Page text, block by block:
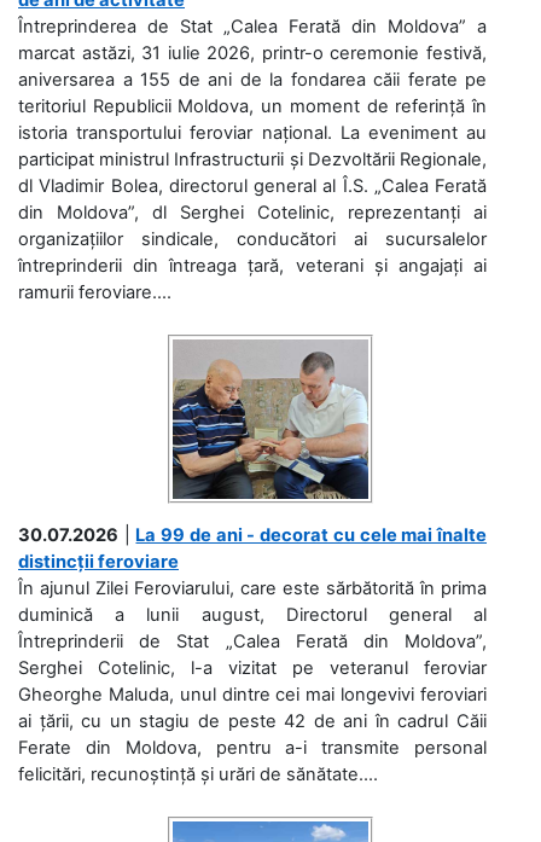
Întreprinderea de Stat „Calea Ferată din Moldova” a
marcat astăzi, 31 iulie 2026, printr-o ceremonie festivă,
aniversarea a 155 de ani de la fondarea căii ferate pe
teritoriul Republicii Moldova, un moment de referință în
istoria transportului feroviar național. La eveniment au
participat ministrul Infrastructurii și Dezvoltării Regionale,
dl Vladimir Bolea, directorul general al Î.S. „Calea Ferată
din Moldova”, dl Serghei Cotelinic, reprezentanți ai
organizațiilor sindicale, conducători ai sucursalelor
întreprinderii din întreaga țară, veterani și angajați ai
ramurii feroviare....
30.07.2026
La 99 de ani - decorat cu cele mai înalte
distincții feroviare
În ajunul Zilei Feroviarului, care este sărbătorită în prima
duminică a lunii august, Directorul general al
Întreprinderii de Stat „Calea Ferată din Moldova”,
Serghei Cotelinic, l-a vizitat pe veteranul feroviar
Gheorghe Maluda, unul dintre cei mai longevivi feroviari
ai țării, cu un stagiu de peste 42 de ani în cadrul Căii
Ferate din Moldova, pentru a-i transmite personal
felicitări, recunoștință și urări de sănătate....